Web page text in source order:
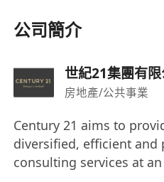
公司簡介
世紀21集團有
房地產/公共事業
Century 21 aims to
diversified, efficient and
consulting services at